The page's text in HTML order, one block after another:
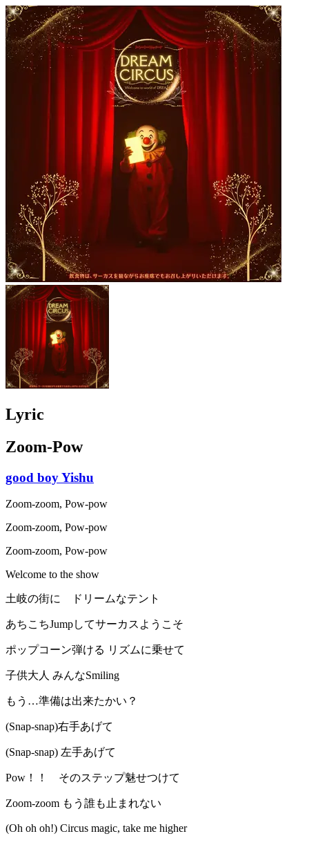
Lyric
Zoom-Pow
good boy Yishu
Zoom-zoom, Pow-pow
Zoom-zoom, Pow-pow
Zoom-zoom, Pow-pow
Welcome to the show
土岐の街に ドリームなテント
あちこちJumpしてサーカスようこそ
ポップコーン弾ける リズムに乗せて
子供大人 みんなSmiling
もう…準備は出来たかい？
(Snap-snap)右手あげて
(Snap-snap) 左手あげて
Pow！！ そのステップ魅せつけて
Zoom-zoom もう誰も止まれない
(Oh oh oh!) Circus magic, take me higher